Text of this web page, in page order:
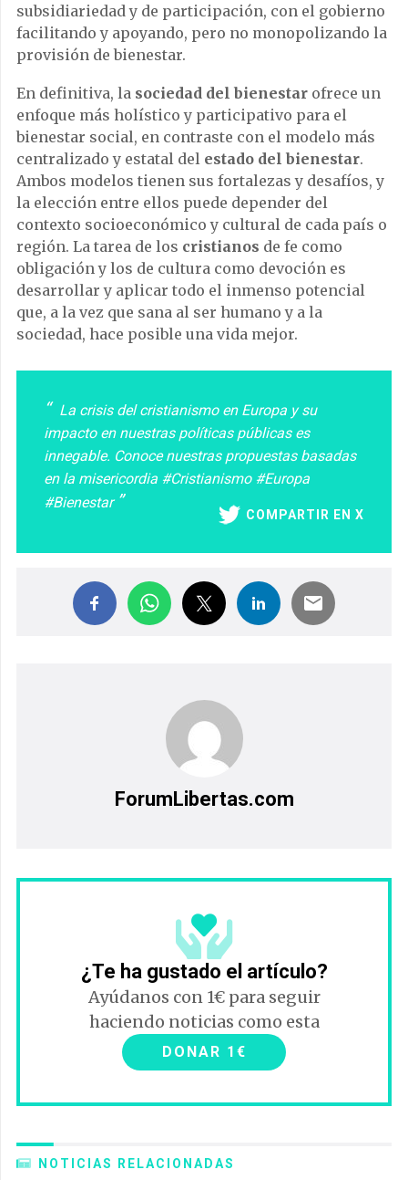
subsidiariedad y de participación, con el gobierno
facilitando y apoyando, pero no monopolizando la
provisión de bienestar.
En definitiva, la sociedad del bienestar ofrece un
enfoque más holístico y participativo para el
bienestar social, en contraste con el modelo más
centralizado y estatal del estado del bienestar.
Ambos modelos tienen sus fortalezas y desafíos, y
la elección entre ellos puede depender del
contexto socioeconómico y cultural de cada país o
región. La tarea de los cristianos de fe como
obligación y los de cultura como devoción es
desarrollar y aplicar todo el inmenso potencial
que, a la vez que sana al ser humano y a la
sociedad, hace posible una vida mejor.
La crisis del cristianismo en Europa y su
impacto en nuestras políticas públicas es
innegable. Conoce nuestras propuestas basadas
en la misericordia #Cristianismo #Europa
#Bienestar
COMPARTIR EN X
ForumLibertas.com
¿Te ha gustado el artículo?
Ayúdanos con 1€ para seguir
haciendo noticias como esta
DONAR 1€
NOTICIAS RELACIONADAS